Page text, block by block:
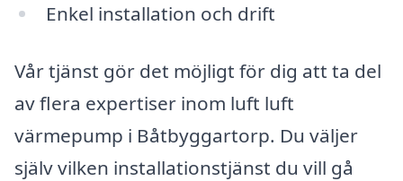
Enkel installation och drift
Vår tjänst gör det möjligt för dig att ta del
av flera expertiser inom luft luft
värmepump i Båtbyggartorp. Du väljer
själv vilken installationstjänst du vill gå